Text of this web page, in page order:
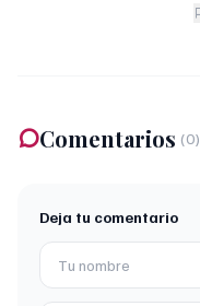
Comentarios (0)
Deja tu comentario